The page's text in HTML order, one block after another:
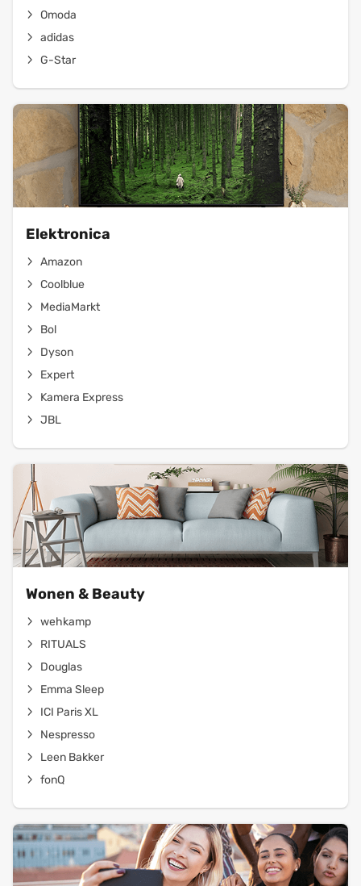
Omoda
adidas
G-Star
Elektronica
Amazon
Coolblue
MediaMarkt
Bol
Dyson
Expert
Kamera Express
JBL
Wonen & Beauty
wehkamp
RITUALS
Douglas
Emma Sleep
ICI Paris XL
Nespresso
Leen Bakker
fonQ